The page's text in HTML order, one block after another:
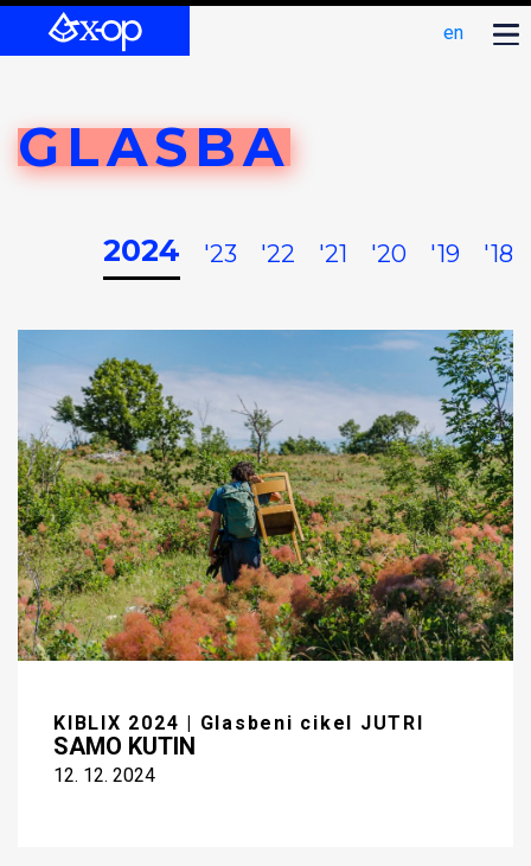
en
GLASBA
2024 '23 '22 '21 '20 '19 '18
KIBLIX 2024 | Glasbeni cikel JUTRI
SAMO KUTIN
12. 12. 2024